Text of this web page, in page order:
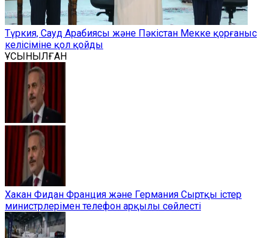
Түркия, Сауд Арабиясы және Пәкістан Мекке қорғаныс
келісіміне қол қойды
ҰСЫНЫЛҒАН
Хакан Фидан Франция және Германия Сыртқы істер
министрлерімен телефон арқылы сөйлесті